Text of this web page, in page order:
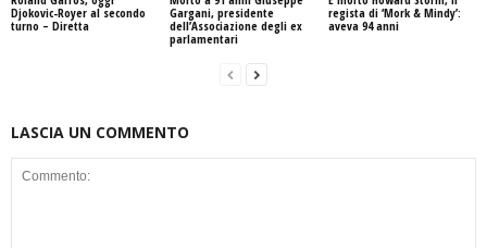
Djokovic-Royer al secondo
turno – Diretta
Gargani, presidente
dell’Associazione degli ex
parlamentari
regista di ‘Mork & Mindy’:
aveva 94 anni
LASCIA UN COMMENTO